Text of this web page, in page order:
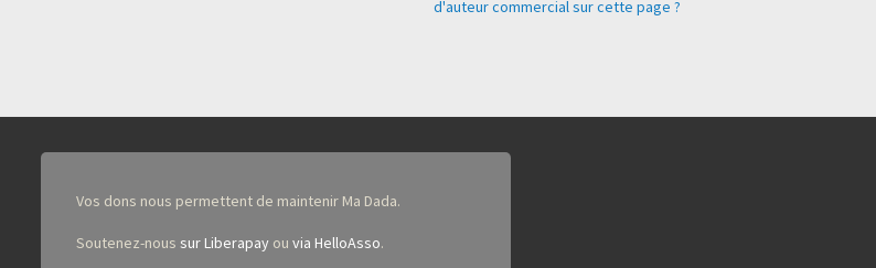
d'auteur commercial sur cette page ?
Vos dons nous permettent de maintenir Ma Dada.
Soutenez-nous sur Liberapayou via HelloAsso.